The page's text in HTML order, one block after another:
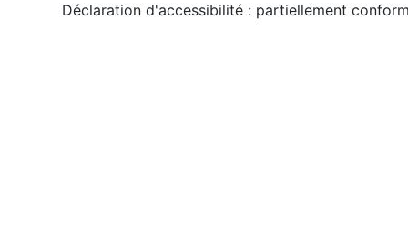
Déclaration d'accessibilité : partiellement